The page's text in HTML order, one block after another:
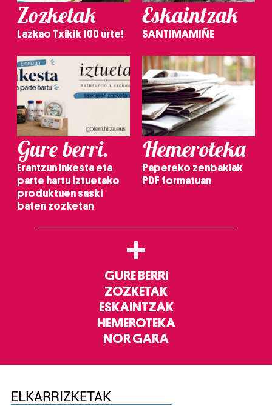
Zozketak
Lazkao Txikik 100 urte!
Eskaintzak
SANTIMAMIÑE
Gure berri.
Erantzun inkesta eta
parte hartu Iztuetako
produktuen saski
baten zozketan
Hemeroteka
Papereko zenbakiak
PDF formatuan
+
GURE BERRI
ZOZKETAK
ESKAINTZAK
HEMEROTEKA
NOR GARA
ELKARRIZKETAK